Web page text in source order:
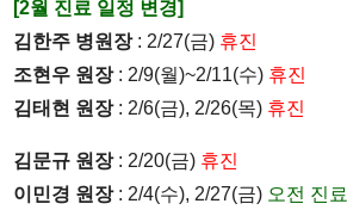
[2월 진료 일정 변경]
김한주 병원장: 2/27(금) 휴진
조현우 원장: 2/9(월)~2/11(수) 휴진
김태현 원장: 2/6(금), 2/26(목) 휴진
김문규 원장: 2/20(금) 휴진
이민경 원장: 2/4(수), 2/27(금) 오전 진료